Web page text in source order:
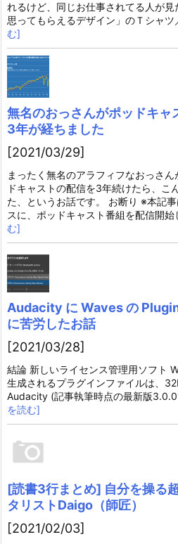
れるけど、同じお仕事されてる人が見
思ってもらえるデザイン」のＴシャツ
む]
無名のおっさんがポッドキャ
3年が経ちました
[2021/03/29]
まったく無名のアラフィフなおっさん
ドキャストの配信を3年続けたら、こ
た、というお話です。 お断り ※本記
スに、ポッドキャスト番組を配信開始
む]
Audacity に Waves の
に苦労したお話
[2021/03/28]
結論 新しいライセンス管理用ソフト
生成されるプラグインファイルは、
Audacity (記事執筆時点の最新版3.0.0
を読む]
[読書3行まとめ] 自分を操る
タリストDaigo（師匠）
[2021/02/03]